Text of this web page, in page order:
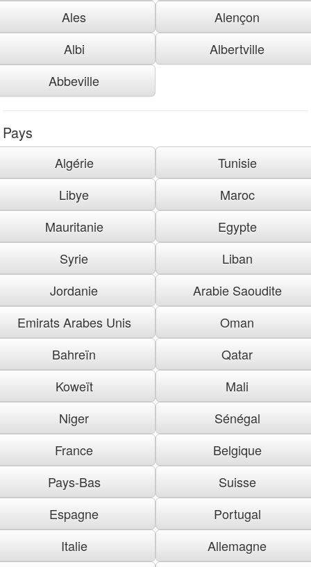
Ales
Alençon
Albi
Albertville
Abbeville
Pays
Algérie
Tunisie
Libye
Maroc
Mauritanie
Egypte
Syrie
Liban
Jordanie
Arabie Saoudite
Emirats Arabes Unis
Oman
Bahreïn
Qatar
Koweït
Mali
Niger
Sénégal
France
Belgique
Pays-Bas
Suisse
Espagne
Portugal
Italie
Allemagne